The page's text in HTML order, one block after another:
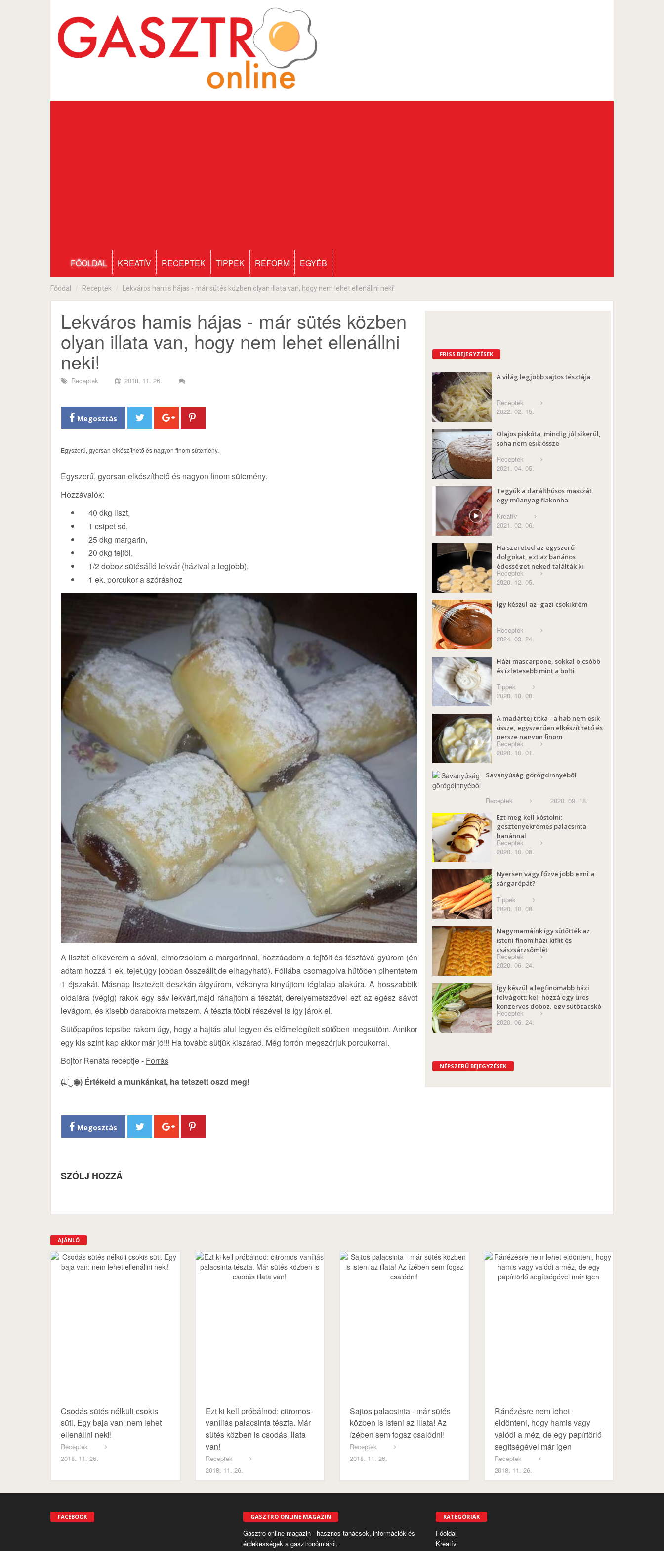
FŐOLDAL KREATÍV RECEPTEK TIPPEK REFORM EGYÉB
Főodal Receptek Lekváros hamis hájas - már sütés közben olyan illata van, hogy nem lehet ellenállni neki!
Lekváros hamis hájas - már sütés közben
olyan illata van, hogy nem lehet ellenállni
neki!
Receptek 2018. 11. 26.
Megosztás
Egyszerű, gyorsan elkészíthető és nagyon finom sütemény.
Egyszerű, gyorsan elkészíthető és nagyon finom sütemény.
Hozzávalók:
40 dkg liszt,
1 csipet só,
25 dkg margarin,
20 dkg tejföl,
1/2 doboz sütésálló lekvár (házival a legjobb),
1 ek. porcukor a szóráshoz
A lisztet elkeverem a sóval, elmorzsolom a margarinnal, hozzáadom a tejfölt és tésztává gyúrom (én
adtam hozzá 1 ek. tejet,úgy jobban összeállt,de elhagyható). Fóliába csomagolva hűtőben pihentetem
1 éjszakát. Másnap lisztezett deszkán átgyúrom, vékonyra kinyújtom téglalap alakúra. A hosszabbik
oldalára (végig) rakok egy sáv lekvárt,majd ráhajtom a tésztát, derelyemetszővel ezt az egész sávot
levágom, és kisebb darabokra metszem. A tészta többi részével is így járok el.
Sütőpapíros tepsibe rakom úgy, hogy a hajtás alul legyen és előmelegített sütőben megsütöm. Amikor
egy kis színt kap akkor már jó!!! Ha tovább sütjük kiszárad. Még forrón megszórjuk porcukorral.
Bojtor Renáta receptje - Forrás
(̶◉͛‿◉̶) Értékeld a munkánkat, ha tetszett oszd meg!
Megosztás
SZÓLJ HOZZÁ
FRISS BEJEGYZÉSEK
A világ legjobb sajtos tésztája
Receptek
2022. 02. 15.
Olajos piskóta, mindig jól sikerül,
soha nem esik össze
Receptek
2021. 04. 05.
Tegyük a darálthúsos masszát
egy műanyag flakonba
Kreatív
2021. 02. 06.
Ha szereted az egyszerű
dolgokat, ezt az banános
édességet neked találták ki
Receptek
2020. 12. 05.
Így készül az igazi csokikrém
Receptek
2024. 03. 24.
Házi mascarpone, sokkal olcsóbb
és ízletesebb mint a bolti
Tippek
2020. 10. 08.
A madártej titka - a hab nem esik
össze, egyszerűen elkészíthető és
persze nagyon finom
Receptek
2020. 10. 01.
Savanyúság görögdinnyéből
Receptek 2020. 09. 18.
Ezt meg kell kóstolni:
gesztenyekrémes palacsinta
banánnal
Receptek
2020. 10. 08.
Nyersen vagy főzve jobb enni a
sárgarépát?
Tippek
2020. 10. 08.
Nagymamáink így sütötték az
isteni finom házi kiflit és
császsárzsömlét
Receptek
2020. 06. 24.
Így készül a legfinomabb házi
felvágott: kell hozzá egy üres
konzerves doboz, egy sütőzacskó
és hús
Receptek
2020. 06. 24.
NÉPSZERŰ BEJEGYZÉSEK
AJÁNLÓ
Csodás sütés nélküli csokis
süti. Egy baja van: nem lehet
ellenállni neki!
Receptek
2018. 11. 26.
Ezt ki kell próbálnod: citromos-
vaníliás palacsinta tészta. Már
sütés közben is csodás illata
van!
Receptek
2018. 11. 26.
Sajtos palacsinta - már sütés
közben is isteni az illata! Az
ízében sem fogsz csalódni!
Receptek
2018. 11. 26.
Ránézésre nem lehet
eldönteni, hogy hamis vagy
valódi a méz, de egy papírtörlő
segítségével már igen
Receptek
2018. 11. 26.
FACEBOOK GASZTRO ONLINE MAGAZIN
Gasztro online magazin - hasznos tanácsok, információk és
érdekességek a gasztronómiáról.
KATEGÓRIÁK
Főoldal
Kreatív